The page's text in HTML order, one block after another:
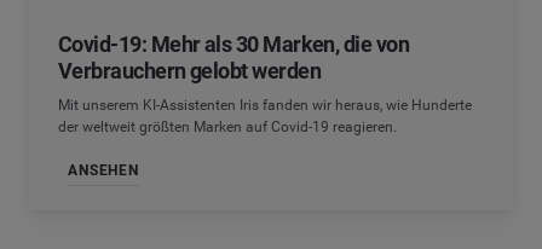
Covid-19: Mehr als 30 Marken, die von
Verbrauchern gelobt werden
Mit unserem KI-Assistenten Iris fanden wir heraus, wie Hunderte
der weltweit größten Marken auf Covid-19 reagieren.
ANSEHEN